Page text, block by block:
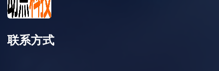
联系方式